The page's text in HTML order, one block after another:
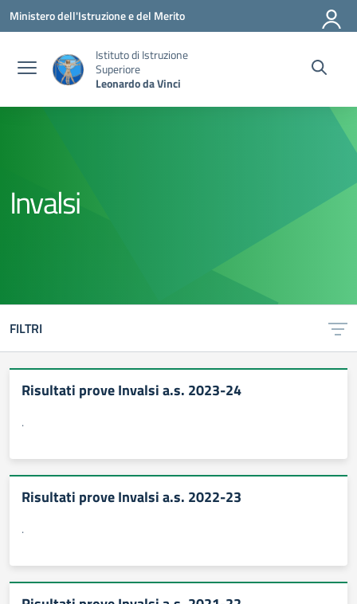
Vai ai contenuti
Vai al menu di navigazione
Vai al footer
Ministero dell'Istruzione e del Merito
Istituto di Istruzione
Superiore
Leonardo da Vinci
Invalsi
FILTRI
Risultati prove Invalsi a.s. 2023-24
.
Risultati prove Invalsi a.s. 2022-23
.